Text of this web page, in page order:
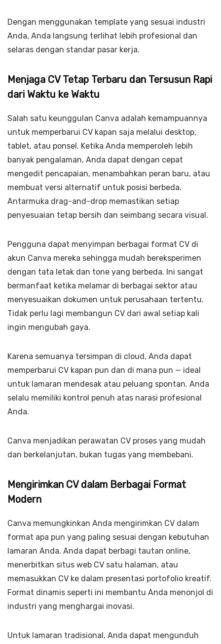
Dengan menggunakan template yang sesuai industri
Anda, Anda langsung terlihat lebih profesional dan
selaras dengan standar pasar kerja.
Menjaga CV Tetap Terbaru dan Tersusun Rapi
dari Waktu ke Waktu
Salah satu keunggulan Canva adalah kemampuannya
untuk memperbarui CV kapan saja melalui desktop,
tablet, atau ponsel. Ketika Anda memperoleh lebih
banyak pengalaman, Anda dapat dengan cepat
mengedit pencapaian, menambahkan peran baru, atau
membuat versi alternatif untuk posisi berbeda.
Antarmuka drag-and-drop memastikan setiap
penyesuaian tetap bersih dan seimbang secara visual.
Pengguna dapat menyimpan berbagai format CV di
akun Canva mereka sehingga mudah bereksperimen
dengan tata letak dan tone yang berbeda. Ini sangat
bermanfaat ketika melamar di berbagai sektor atau
menyesuaikan dokumen untuk perusahaan tertentu.
Tidak perlu lagi membangun CV dari awal setiap kali
ingin mengubah gaya.
Karena semuanya tersimpan di cloud, Anda dapat
memperbarui CV kapan pun dan di mana pun — ideal
untuk lamaran mendesak atau peluang spontan. Anda
selalu memiliki kontrol penuh atas narasi profesional
Anda.
Canva menjadikan perawatan CV proses yang mudah
dan berkelanjutan, bukan tugas yang membebani.
Mengirimkan CV dalam Berbagai Format
Modern
Canva memungkinkan Anda mengirimkan CV dalam
format apa pun yang paling sesuai dengan kebutuhan
lamaran Anda. Anda dapat berbagi tautan online,
menerbitkan situs web CV satu halaman, atau
memasukkan CV ke dalam presentasi portofolio kreatif.
Format dinamis seperti ini membantu Anda menonjol di
industri yang menghargai inovasi.
Untuk lamaran tradisional, Anda dapat mengunduh